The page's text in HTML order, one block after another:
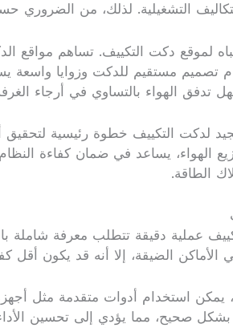
التكاليف التشغيلية. لذلك، من
لموقع دكت التكييف. تساهم
تصميم مستقيم للدكت وزوايا واسعة
تدفق الهواء بالتساوي في أرجاء
لدكت التكييف خطوة رئيسية
الهواء، يساعد في ضمان كفاءة
الطاقة.
عملية دقيقة تتطلب معرفة شاملة
الأماكن الضيقة، إلا أنه قد يكون أقل
يمكن استخدام أدوات متقدمة مثل
صحيح، مما يؤدي إلى تحسين